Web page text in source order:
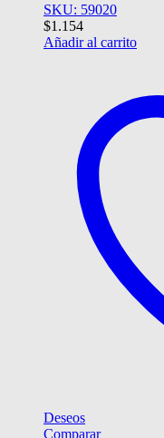
SKU: 59020
$1.154
Añadir al carrito
Deseos
Comparar